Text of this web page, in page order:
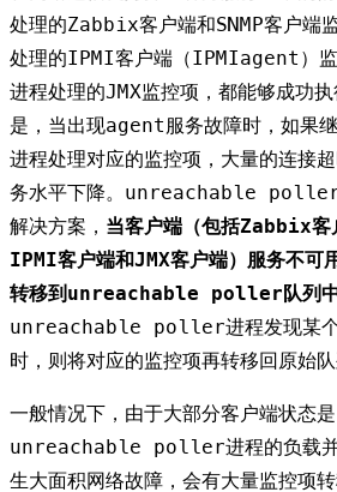
处理的Zabbix客户端和SNMP客户端
处理的IPMI客户端（IPMIagent
进程处理的JMX监控项，都能够成功
是，当出现agent服务故障时，如
进程处理对应的监控项，大量的连接
务水平下降。unreachable poller
解决方案， 当客户端（包括Zabbix客
IPMI客户端和JMX客户端）服务不可
转移到unreachable poller队列
unreachable poller进程发现某个
时，则将对应的监控项再转移回原始队
一般情况下，由于大部分客户端状态
unreachable poller进程的负载并
生大面积网络故障，会有大量监控项